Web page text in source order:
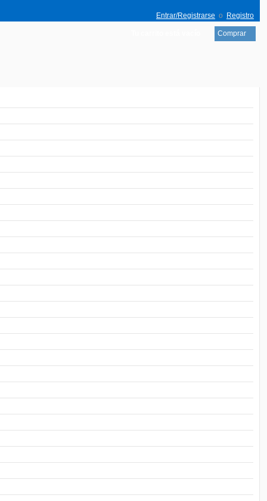
Entrar/Registrarse o Registro
Comprar